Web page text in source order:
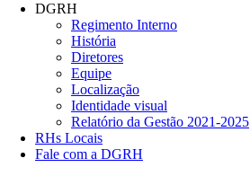
DGRH
Regimento Interno
História
Diretores
Equipe
Localização
Identidade visual
Relatório da Gestão 2021-2025
RHs Locais
Fale com a DGRH